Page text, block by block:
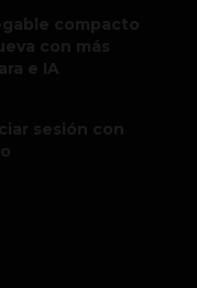
compacto
con más
e IA
sesión con